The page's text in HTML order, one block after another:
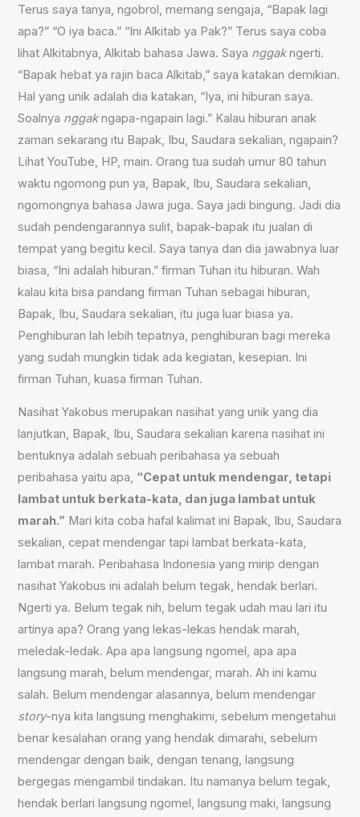
Terus saya tanya, ngobrol, memang sengaja, “Bapak lagi
apa?” “O iya baca.” “Ini Alkitab ya Pak?” Terus saya coba
lihat Alkitabnya, Alkitab bahasa Jawa. Saya nggakngerti.
“Bapak hebat ya rajin baca Alkitab,” saya katakan demikian.
Hal yang unik adalah dia katakan, “Iya, ini hiburan saya.
Soalnya nggakngapa-ngapain lagi.” Kalau hiburan anak
zaman sekarang itu Bapak, Ibu, Saudara sekalian, ngapain?
Lihat YouTube, HP, main. Orang tua sudah umur 80 tahun
waktu ngomong pun ya, Bapak, Ibu, Saudara sekalian,
ngomongnya bahasa Jawa juga. Saya jadi bingung. Jadi dia
sudah pendengarannya sulit, bapak-bapak itu jualan di
tempat yang begitu kecil. Saya tanya dan dia jawabnya luar
biasa, “Ini adalah hiburan.” firman Tuhan itu hiburan. Wah
kalau kita bisa pandang firman Tuhan sebagai hiburan,
Bapak, Ibu, Saudara sekalian, itu juga luar biasa ya.
Penghiburan lah lebih tepatnya, penghiburan bagi mereka
yang sudah mungkin tidak ada kegiatan, kesepian. Ini
firman Tuhan, kuasa firman Tuhan.
Nasihat Yakobus merupakan nasihat yang unik yang dia
lanjutkan, Bapak, Ibu, Saudara sekalian karena nasihat ini
bentuknya adalah sebuah peribahasa ya sebuah
peribahasa yaitu apa, “Cepat untuk mendengar, tetapi
lambat untuk berkata-kata, dan juga lambat untuk
marah.” Mari kita coba hafal kalimat ini Bapak, Ibu, Saudara
sekalian, cepat mendengar tapi lambat berkata-kata,
lambat marah. Peribahasa Indonesia yang mirip dengan
nasihat Yakobus ini adalah belum tegak, hendak berlari.
Ngerti ya. Belum tegak nih, belum tegak udah mau lari itu
artinya apa? Orang yang lekas-lekas hendak marah,
meledak-ledak. Apa apa langsung ngomel, apa apa
langsung marah, belum mendengar, marah. Ah ini kamu
salah. Belum mendengar alasannya, belum mendengar
story-nya kita langsung menghakimi, sebelum mengetahui
benar kesalahan orang yang hendak dimarahi, sebelum
mendengar dengan baik, dengan tenang, langsung
bergegas mengambil tindakan. Itu namanya belum tegak,
hendak berlari langsung ngomel, langsung maki, langsung